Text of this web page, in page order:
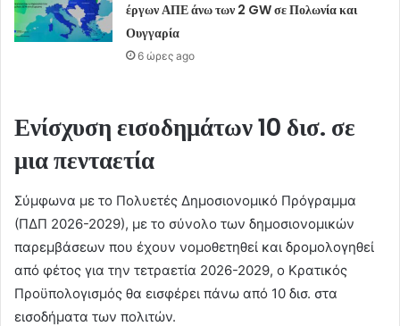
έργων ΑΠΕ άνω των 2 GW σε Πολωνία και
Ουγγαρία
6 ώρες ago
Ενίσχυση εισοδημάτων 10 δισ. σε
μια πενταετία
Σύμφωνα με το Πολυετές Δημοσιονομικό Πρόγραμμα
(ΠΔΠ 2026-2029), με το σύνολο των δημοσιονομικών
παρεμβάσεων που έχουν νομοθετηθεί και δρομολογηθεί
από φέτος για την τετραετία 2026-2029, ο Κρατικός
Προϋπολογισμός θα εισφέρει πάνω από 10 δισ. στα
εισοδήματα των πολιτών.